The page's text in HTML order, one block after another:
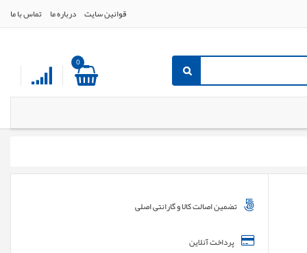
قوانین سایت درباره ما تماس با ما
0
تضمین اصالت کالا و گارانتی اصلی
پرداخت آنلاین